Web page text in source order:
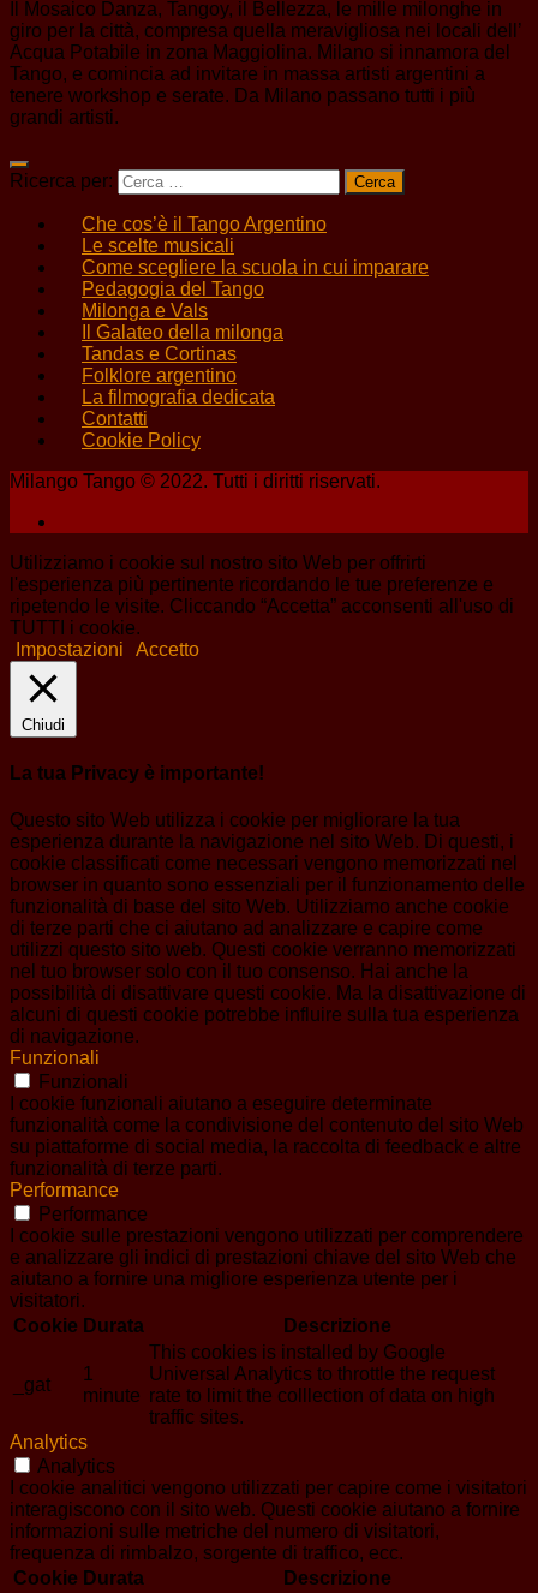
Il Mosaico Danza, Tangoy, il Bellezza, le mille milonghe in
giro per la città, compresa quella meravigliosa nei locali dell’
Acqua Potabile in zona Maggiolina. Milano si innamora del
Tango, e comincia ad invitare in massa artisti argentini a
tenere workshop e serate. Da Milano passano tutti i più
grandi artisti.
Ricerca per:
Che cos’è il Tango Argentino
Le scelte musicali
Come scegliere la scuola in cui imparare
Pedagogia del Tango
Milonga e Vals
Il Galateo della milonga
Tandas e Cortinas
Folklore argentino
La filmografia dedicata
Contatti
Cookie Policy
Milango Tango © 2022. Tutti i diritti riservati.
Utilizziamo i cookie sul nostro sito Web per offrirti
l'esperienza più pertinente ricordando le tue preferenze e
ripetendo le visite. Cliccando “Accetta” acconsenti all'uso di
TUTTI i cookie.
Impostazioni
Accetto
Chiudi
La tua Privacy è importante!
Questo sito Web utilizza i cookie per migliorare la tua
esperienza durante la navigazione nel sito Web. Di questi, i
cookie classificati come necessari vengono memorizzati nel
browser in quanto sono essenziali per il funzionamento delle
funzionalità di base del sito Web. Utilizziamo anche cookie
di terze parti che ci aiutano ad analizzare e capire come
utilizzi questo sito web. Questi cookie verranno memorizzati
nel tuo browser solo con il tuo consenso. Hai anche la
possibilità di disattivare questi cookie. Ma la disattivazione di
alcuni di questi cookie potrebbe influire sulla tua esperienza
di navigazione.
Funzionali
Funzionali
I cookie funzionali aiutano a eseguire determinate
funzionalità come la condivisione del contenuto del sito Web
su piattaforme di social media, la raccolta di feedback e altre
funzionalità di terze parti.
Performance
Performance
I cookie sulle prestazioni vengono utilizzati per comprendere
e analizzare gli indici di prestazioni chiave del sito Web che
aiutano a fornire una migliore esperienza utente per i
visitatori.
Cookie Durata Descrizione
_gat
1
minute
This cookies is installed by Google
Universal Analytics to throttle the request
rate to limit the colllection of data on high
traffic sites.
Analytics
Analytics
I cookie analitici vengono utilizzati per capire come i visitatori
interagiscono con il sito web. Questi cookie aiutano a fornire
informazioni sulle metriche del numero di visitatori,
frequenza di rimbalzo, sorgente di traffico, ecc.
Cookie Durata Descrizione